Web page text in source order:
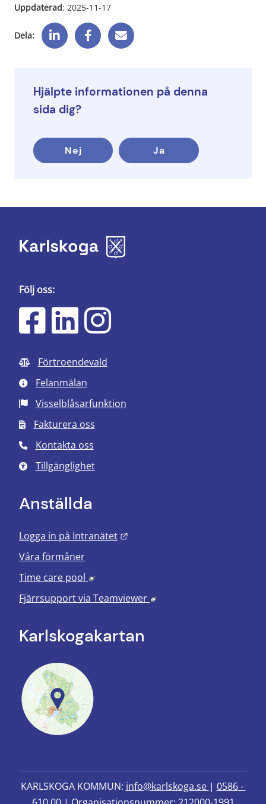
Uppdaterad: 2025-11-17
Dela:
Hjälpte informationen på denna
sida dig?
Nej Ja
Följ oss:
Förtroendevald
Felanmälan
Visselblåsarfunktion
Fakturera oss
Kontakta oss
Tillgänglighet
Anställda
Logga in på Intranätet
Våra förmåner
Time care pool
Länk till annan webbplats, öppnas i
Fjärrsupport via Teamviewer Länk till annan
Karlskoga­kartan
KARLSKOGA KOMMUN: info@karlskoga.se | 0586 -